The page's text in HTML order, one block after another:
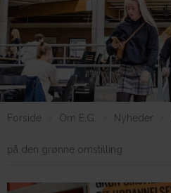
Bliv elev
Vores uddannelser
Forside Om E.G. Nyheder
på den grønne omstilling